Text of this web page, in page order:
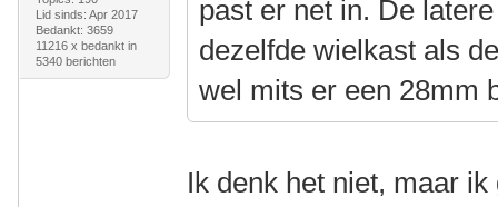
Lid sinds: Apr 2017
Bedankt: 3659
11216 x bedankt in
5340 berichten
past er net in. De
dezelfde wielkast als
wel mits er een 28mm
Ik denk het niet, maar